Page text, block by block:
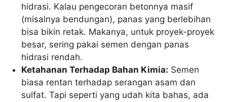
hidrasi. Kalau pengecoran betonnya masif
(misalnya bendungan), panas yang berlebihan
bisa bikin retak. Makanya, untuk proyek-proyek
besar, sering pakai semen dengan panas
hidrasi rendah.
Ketahanan Terhadap Bahan Kimia: Semen
biasa rentan terhadap serangan asam dan
sulfat. Tapi seperti yang udah kita bahas, ada